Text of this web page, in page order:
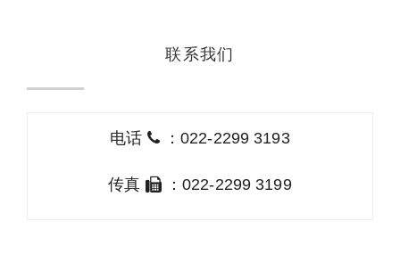
联系我们
电话 ：022-2299 3193
传真 ：022-2299 3199